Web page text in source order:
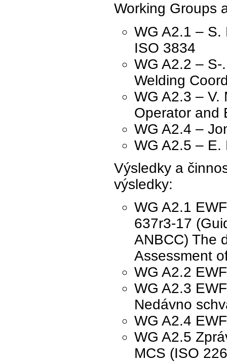
Working Groups
WG A2.1 – S.
ISO 3834
WG A2.2 –
Welding
WG A2.3 – V.
Operator and
WG A2.4 –
WG A2.5 –
Výsledky a
výsledky:
WG A2.1
637r3-17
ANBCC) The
Assessment
WG A2.2
WG A2.3
Nedávno
WG A2.4
WG A2.5
MCS (ISO